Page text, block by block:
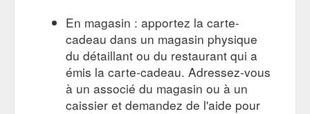
En magasin : apportez la carte-
cadeau dans un magasin physique
du détaillant ou du restaurant qui a
émis la carte-cadeau. Adressez-vous
à un associé du magasin ou à un
caissier et demandez de l'aide pour